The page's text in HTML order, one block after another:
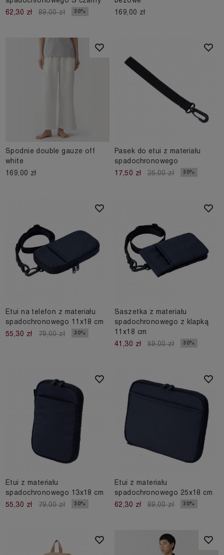
62,30 zł
89,00 zł 30%
169,00 zł
Spodnie double gauze off
white
169,00 zł
Pasek do etui z materiału
spadochronowego
17,50 zł
25,00 zł 30%
Etui na telefon z materiału
spadochronowego 11x18 cm
55,30 zł
79,00 zł 30%
Saszetka z materiału
spadochronowego z klapką
11x18 cm
41,30 zł
59,00 zł 30%
Etui z materiału
spadochronowego 13x18 cm
55,30 zł
79,00 zł 30%
Etui z materiału
spadochronowego 25x18 cm
62,30 zł
89,00 zł 30%